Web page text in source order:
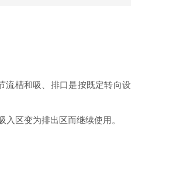
流槽和吸、排口是按既定转向设
区变为排出区而继续使用。